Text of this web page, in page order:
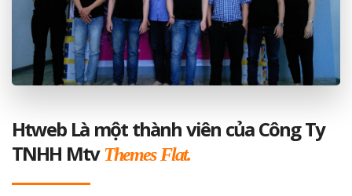
Htweb Là một thành viên của Công Ty
TNHH MtvThemes Flat.